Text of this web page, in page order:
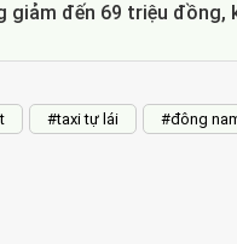
giảm đến 69 triệu đồng,
#taxi tự lái #đông